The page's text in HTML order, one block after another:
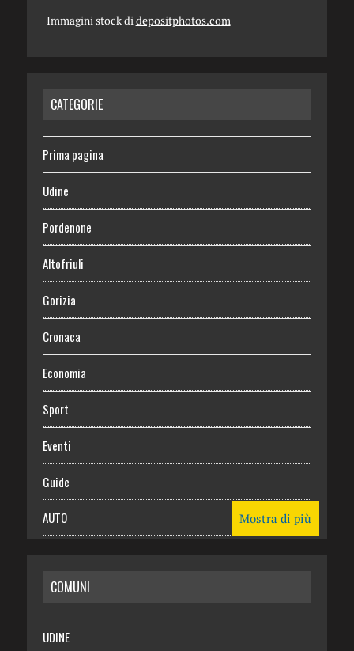
Immagini stock didepositphotos.com
CATEGORIE
Prima pagina
Udine
Pordenone
Altofriuli
Gorizia
Cronaca
Economia
Sport
Eventi
Guide
AUTO
RISPARMIO
SALUTE
Mostra di più
COMUNI
UDINE